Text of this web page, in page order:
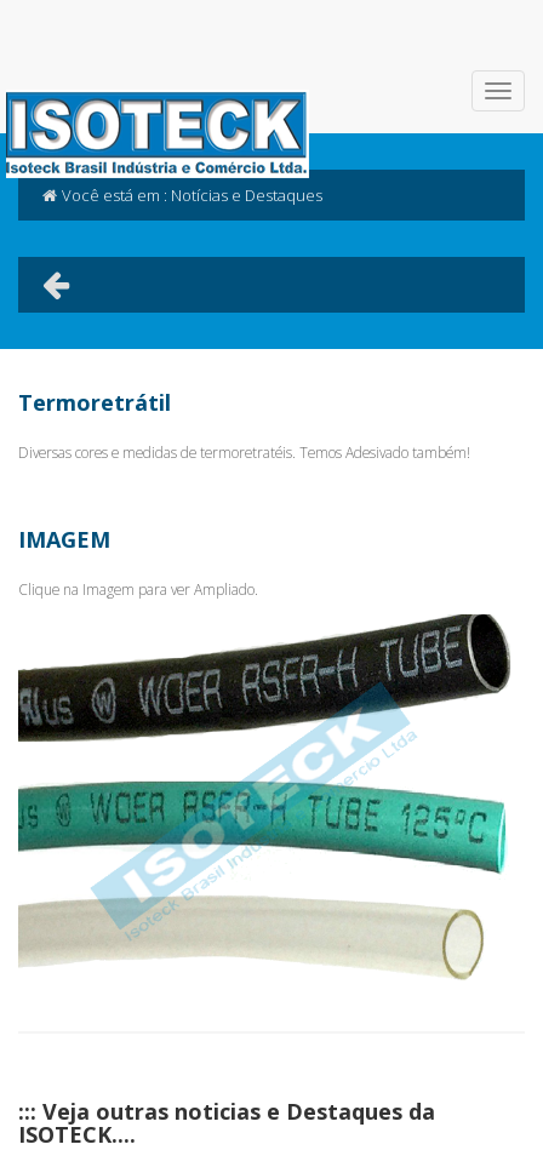
Você está em : Notícias e Destaques
Termoretrátil
Diversas cores e medidas de termoretratéis. Temos Adesivado também!
IMAGEM
Clique na Imagem para ver Ampliado.
::: Veja outras noticias e Destaques da
ISOTECK....